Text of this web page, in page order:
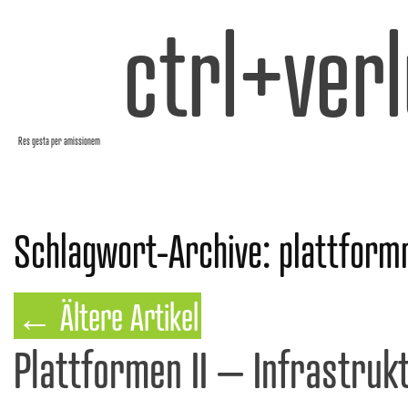
Res gesta per amissionem
Schlagwort-Archive:
← Ältere Artikel
Plattformen II –